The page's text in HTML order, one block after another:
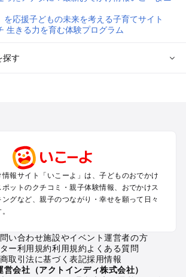
探す
け
でかけ
おでかけ
ット
報サイト「いこーよ」は、子どものおでかけ
ットのクチコミ・親子体験情報、おでかけス
グなど、親子のつながり・幸せを願って日々
い合わせ施設やイベント運営者の方
ー利用規約利用規約よくある質問
取引法に基づく表記採用情報
営会社（アクトインディ株式会社）